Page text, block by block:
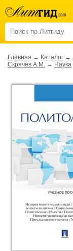
Главная → Каталог →
Скрячев А.М. → Наука